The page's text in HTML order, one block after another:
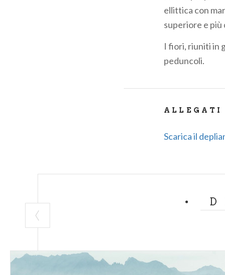
ellittica con
superiore e più
I fiori, riuniti in
peduncoli.
ALLEGATI
Scarica il